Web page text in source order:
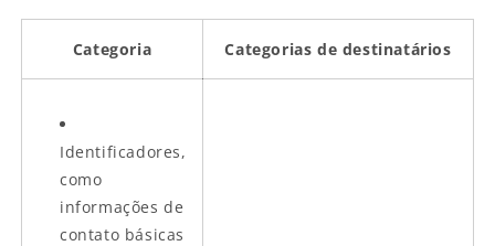
Categoria Categorias de destinatários
Identificadores,
como
informações de
contato básicas